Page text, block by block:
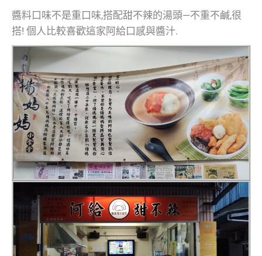
醬料口味不是重口味,搭配甜不辣的湯頭—不重不鹹,很
搭! 個人比較喜歡這家阿給口感與醬汁.